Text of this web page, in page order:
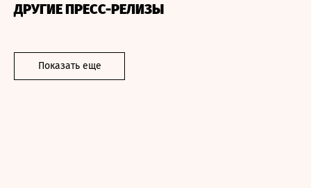
ДРУГИЕ ПРЕСС-РЕЛИЗЫ
Показать еще